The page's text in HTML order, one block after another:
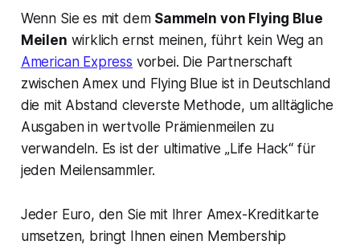
Wenn Sie es mit dem Sammeln von Flying Blue
Meilen wirklich ernst meinen, führt kein Weg an
American Express vorbei. Die Partnerschaft
zwischen Amex und Flying Blue ist in Deutschland
die mit Abstand cleverste Methode, um alltägliche
Ausgaben in wertvolle Prämienmeilen zu
verwandeln. Es ist der ultimative „Life Hack“ für
jeden Meilensammler.
Jeder Euro, den Sie mit Ihrer Amex-Kreditkarte
umsetzen, bringt Ihnen einen Membership